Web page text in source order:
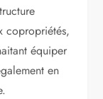
copropriétés,
équiper
en